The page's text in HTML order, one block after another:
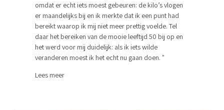
omdat er echt iets moest gebeuren: de kilo’s vlogen
er maandelijks bij en ik merkte dat ik een punt had
bereikt waarop ik mij niet meer prettig voelde. Tel
daar het bereiken van de mooie leeftijd 50 bij op en
het werd voor mij duidelijk: als ik iets wilde
veranderen moest ik het echt nu gaan doen. "
Lees meer